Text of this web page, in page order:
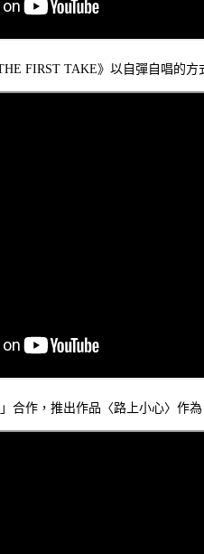
FIRST TAKE》以自彈自唱的方
合作，推出作品〈路上小心〉作